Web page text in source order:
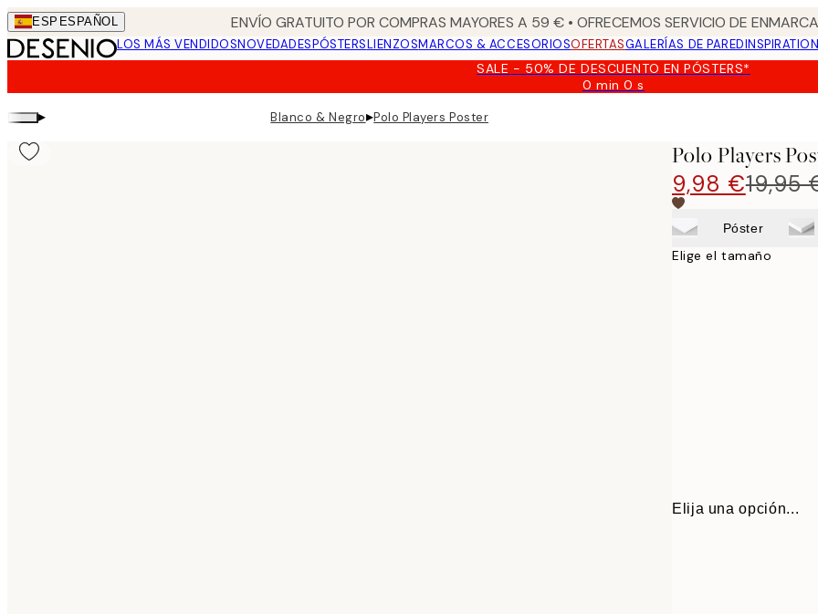
Skip
to
main
ESP ESPAÑOL ENVÍO GRATUITO POR COMPRAS MAYORES A 59 € • OFRECEMOS SERVICIO DE
LOS MÁS VENDIDOSNOVEDADESPÓSTERSLIENZOSMARCOS & ACCESORIOSOFERTASGALERÍAS DE PARED
SALE - 50% DE DESCUENTO EN PÓSTERS*
0 min0 s
Válido
▸ Blanco & Negro▸Polo Players Poster
Polo Players
9,98 €19,95
Póster
Elige el tamaño
Elija una opción...